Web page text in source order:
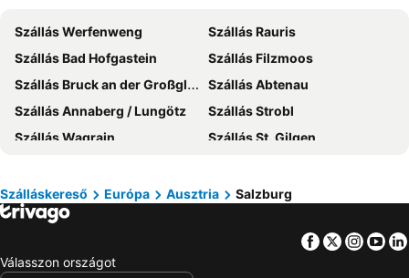
Szállás Görögország
Szállás Török Riviéra
Szállás Balaton déli part
Szállás Garda-tó
Szállás Észak-Olaszország
Szállás Werfenweng
Szállás Rauris
Szállás Bad Hofgastein
Szállás Filzmoos
Szállás Bruck an der Großglocknerstraße
Szállás Abtenau
Szállás Annaberg / Lungötz
Szállás Strobl
Szállás Wagrain
Szállás St. Gilgen
Szállás Wals-Siezenheim
Szállás St. Johann im Pongau
Szállás Großarl
Szállás Hof bei Salzburg
Szállás St. Michael
Szálláskereső Európa Ausztria Salzburg
Facebook
Twitter
Válasszon országot